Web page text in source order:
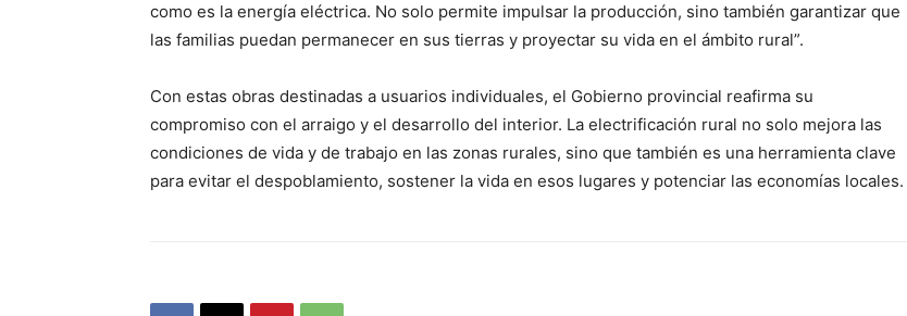
como es la energía eléctrica. No solo permite impulsar la producción, sino también garantizar que
las familias puedan permanecer en sus tierras y proyectar su vida en el ámbito rural”.
Con estas obras destinadas a usuarios individuales, el Gobierno provincial reafirma su
compromiso con el arraigo y el desarrollo del interior. La electrificación rural no solo mejora las
condiciones de vida y de trabajo en las zonas rurales, sino que también es una herramienta clave
para evitar el despoblamiento, sostener la vida en esos lugares y potenciar las economías locales.